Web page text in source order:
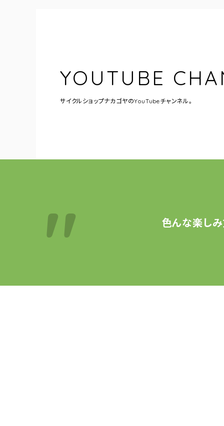
YOUTUBE
サイクルショップナカゴヤのYouTubeチャンネル。
色んな楽し